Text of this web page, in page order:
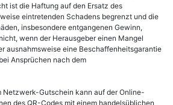
ist die Haftung auf den Ersatz des
eintretenden Schadens begrenzt und die
insbesondere entgangenen Gewinn,
wenn der Herausgeber einen Mangel
ausnahmsweise eine Beschaffenheitsgarantie
Ansprüchen nach dem
Netzwerk-Gutschein kann auf der Online-
des QR-Codes mit einem handelsüblichen